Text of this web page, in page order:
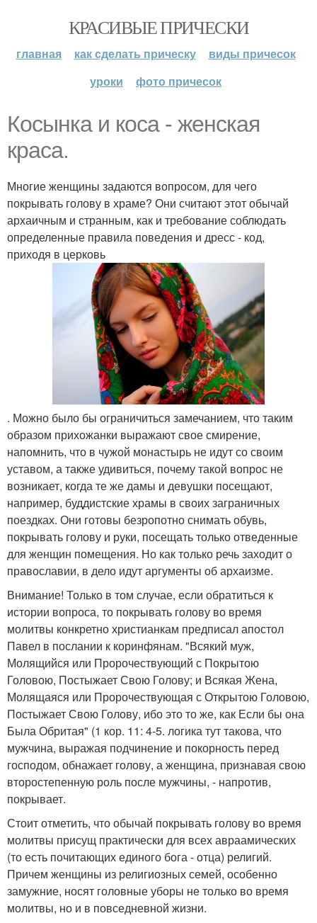
КРАСИВЫЕ ПРИЧЕСКИ
главная как сделать прическу
виды причесок
уроки
фото причесок
Косынка и коса - женская
краса.
Многие женщины задаются вопросом, для чего
покрывать голову в храме? Они считают этот обычай
архаичным и странным, как и требование соблюдать
определенные правила поведения и дресс - код,
приходя в церковь
. Можно было бы ограничиться замечанием, что таким
образом прихожанки выражают свое смирение,
напомнить, что в чужой монастырь не идут со своим
уставом, а также удивиться, почему такой вопрос не
возникает, когда те же дамы и девушки посещают,
например, буддистские храмы в своих заграничных
поездках. Они готовы безропотно снимать обувь,
покрывать голову и руки, посещать только отведенные
для женщин помещения. Но как только речь заходит о
православии, в дело идут аргументы об архаизме.
Внимание! Только в том случае, если обратиться к
истории вопроса, то покрывать голову во время
молитвы конкретно христианкам предписал апостол
Павел в послании к коринфянам. "Всякий муж,
Молящийся или Пророчествующий с Покрытою
Головою, Постыжает Свою Голову; и Всякая Жена,
Молящаяся или Пророчествующая с Открытою Головою,
Постыжает Свою Голову, ибо это то же, как Если бы она
Была Обритая" (1 кор. 11: 4-5. логика тут такова, что
мужчина, выражая подчинение и покорность перед
господом, обнажает голову, а женщина, признавая свою
второстепенную роль после мужчины, - напротив,
покрывает.
Стоит отметить, что обычай покрывать голову во время
молитвы присущ практически для всех авраамических
(то есть почитающих единого бога - отца) религий.
Причем женщины из религиозных семей, особенно
замужние, носят головные уборы не только во время
молитвы, но и в повседневной жизни.